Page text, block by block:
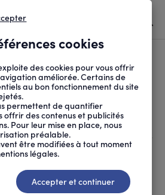
EN EMPLOI E...
et inclusion
solutions
Dirigeants
cookies
des cookies pour vous offrir
améliorée. Certains de
au bon fonctionnement du site
permettent de quantifier
offrir des contenus et publicités
Pour leur mise en place, nous
préalable.
être modifiées à tout moment
légales.
Accepter et continuer